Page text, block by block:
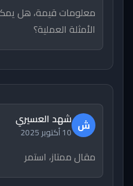
معلومات قيمة، هل
الأمثلة العملية؟
ش شهد العسيري
10 أكتوبر 2025
مقال ممتاز، استمر